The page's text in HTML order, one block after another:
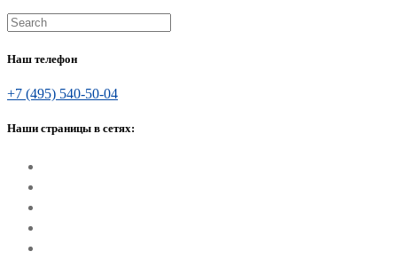
Наш телефон
+7 (495) 540-50-04
Наши страницы в сетях: